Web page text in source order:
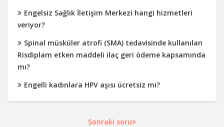
Engelsiz Sağlık İletişim Merkezi hangi hizmetleri
veriyor?
Spinal müsküler atrofi (SMA) tedavisinde kullanılan
Risdiplam etken maddeli ilaç geri ödeme kapsamında
mı?
Engelli kadınlara HPV aşısı ücretsiz mi?
Sonraki soru